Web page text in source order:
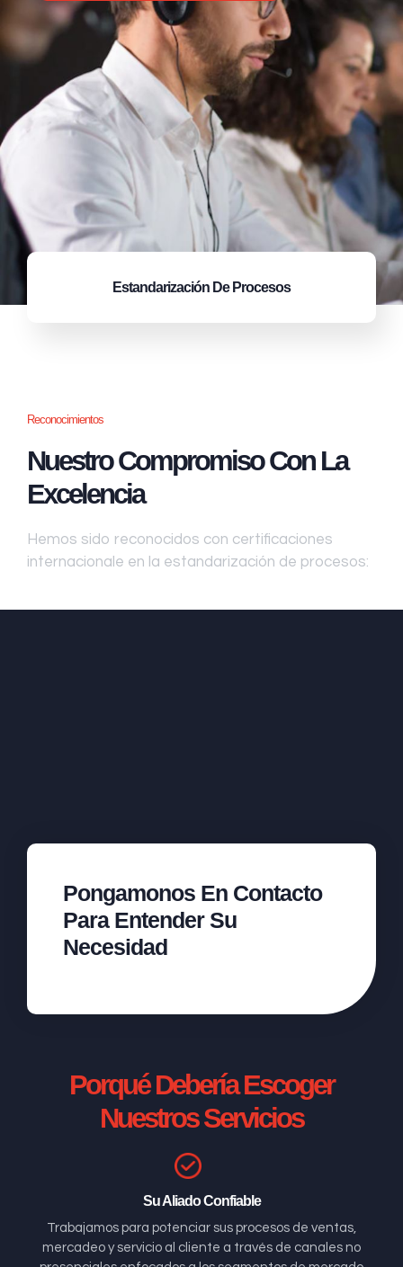
Estandarización De Procesos
Reconocimientos
Nuestro Compromiso Con La
Excelencia
Hemos sido reconocidos con certificaciones
internacionale en la estandarización de procesos:
Pongamonos En Contacto
Para Entender Su
Necesidad
Porqué Debería Escoger
Nuestros Servicios
Su Aliado Confiable
Trabajamos para potenciar sus procesos de ventas,
mercadeo y servicio al cliente a través de canales no